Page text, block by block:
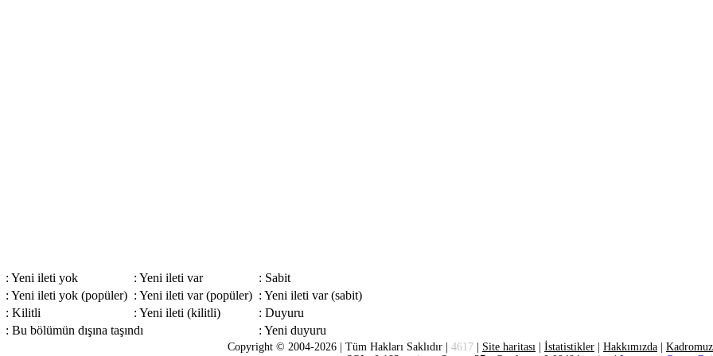
: Yeni ileti yok : Yeni ileti var
: Sabit
: Yeni ileti yok (popüler) : Yeni ileti var (popüler) : Yeni ileti var (sabit)
: Kilitli
: Yeni ileti (kilitli)
: Duyuru
: Bu bölümün dışına taşındı
: Yeni duyuru
Copyright © 2004-2026 | Tüm Hakları Saklıdır | 4617 | Site haritası | İstatistikler | Hakkımızda | Kadromuz